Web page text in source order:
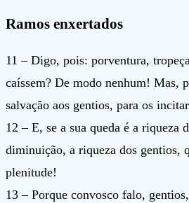
Ramos enxertados
11 – Digo, pois: porventura,
caíssem? De modo nenhum! Mas,
salvação aos gentios, para os
12 – E, se a sua queda é a riqueza
diminuição, a riqueza dos gentios,
plenitude!
13 – Porque convosco falo,